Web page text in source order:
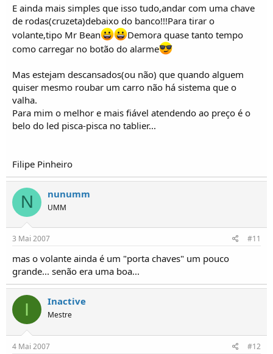
E ainda mais simples que isso tudo,andar com uma chave
de rodas(cruzeta)debaixo do banco!!!Para tirar o
volante,tipo Mr Bean
Demora quase tanto tempo
como carregar no botão do alarme
Mas estejam descansados(ou não) que quando alguem
quiser mesmo roubar um carro não há sistema que o
valha.
Para mim o melhor e mais fiável atendendo ao preço é o
belo do led pisca-pisca no tablier...
Filipe Pinheiro
N nunumm
UMM
3 Mai 2007 #11
mas o volante ainda é um "porta chaves" um pouco
grande... senão era uma boa...
I Inactive
Mestre
4 Mai 2007 #12